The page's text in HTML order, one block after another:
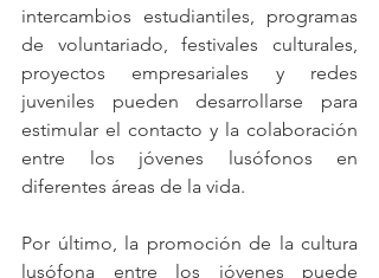
intercambios estudiantiles, programas
de voluntariado, festivales culturales,
proyectos empresariales y redes
juveniles pueden desarrollarse para
estimular el contacto y la colaboración
entre los jóvenes lusófonos en
diferentes áreas de la vida.
Por último, la promoción de la cultura
lusófona entre los jóvenes puede